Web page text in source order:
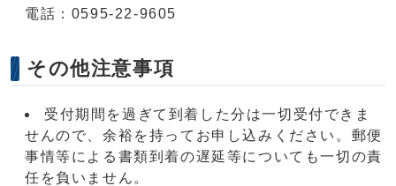
電話：0595-22-9605
その他注意事項
受付期間を過ぎて到着した分は一切受付できま
せんので、余裕を持ってお申し込みください。郵便
事情等による書類到着の遅延等についても一切の責
任を負いません。